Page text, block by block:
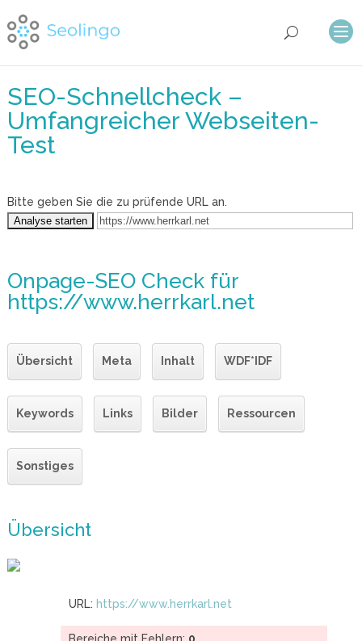
SEO-Schnellcheck –
Umfangreicher Webseiten-
Test
Bitte geben Sie die zu prüfende URL an.
Onpage-SEO Checkfür
https://www.herrkarl.net
Übersicht Meta Inhalt WDF*IDF
Keywords Links Bilder Ressourcen
Sonstiges
Übersicht
URL: https://www.herrkarl.net